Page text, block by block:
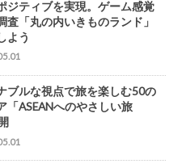
ジティブを実現。ゲーム感覚
査「丸の内いきものランド」
よう
ブルな視点で旅を楽しむ50の
「ASEANへのやさしい旅